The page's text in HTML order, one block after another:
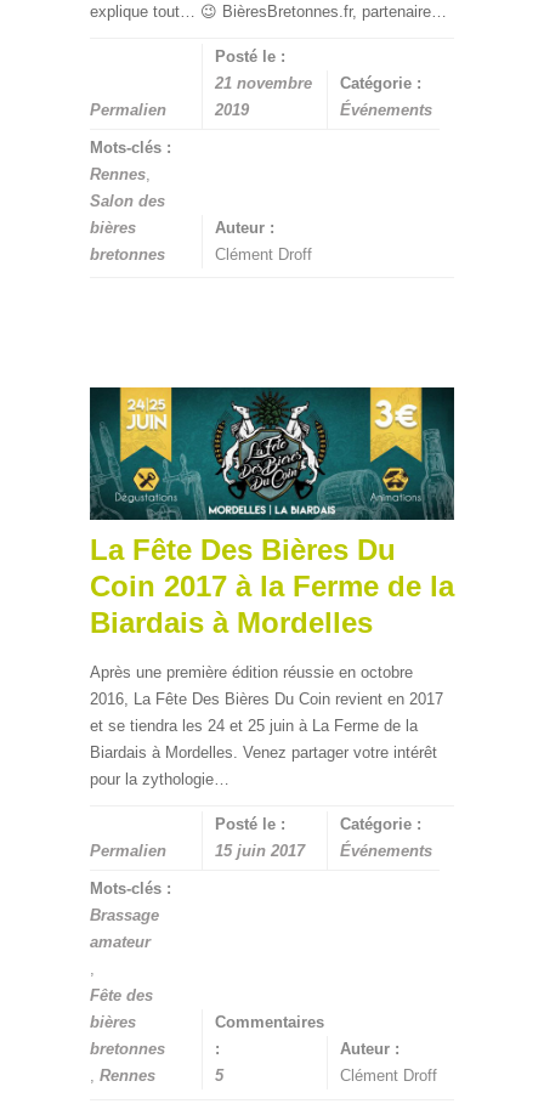
explique tout… 😉 BièresBretonnes.fr, partenaire…
Permalien
Posté le :
21 novembre
2019
Catégorie :
Événements
Mots-clés :
Rennes
Salon des
bières
bretonnes
Auteur :
Clément Droff
La Fête Des Bières Du
Coin 2017 à la Ferme de la
Biardais à Mordelles
Après une première édition réussie en octobre
2016, La Fête Des Bières Du Coin revient en 2017
et se tiendra les 24 et 25 juin à La Ferme de la
Biardais à Mordelles. Venez partager votre intérêt
pour la zythologie…
Permalien
Posté le :
15 juin 2017
Catégorie :
Événements
Mots-clés :
Brassage
amateur
,
Fête des
bières
bretonnes
, Rennes
Commentaires
:
5
Auteur :
Clément Droff